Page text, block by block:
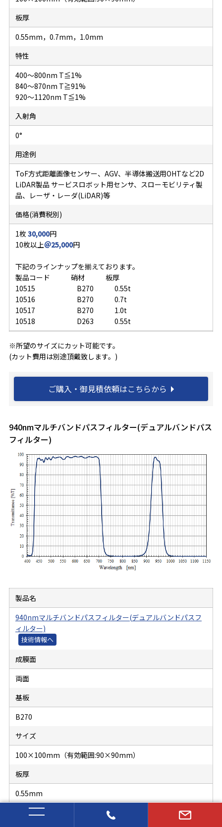
板厚
0.55mm，0.7mm，1.0mm
特性
400～800nm T≦1%
840～870nm T≧91%
920～1120nm T≦1%
入射角
0°
用途例
ToF方式距離画像センサー、AGV、半導体搬送用OHTなど2D
LiDAR製品 サービスロボット用センサ、スローモビリティ製
品、レーザ・レーダ(LiDAR)等
価格(消費税別)
1枚 30,000円
10枚以上＠25,000円
下記のラインナップを揃えております。
製品コード 硝材 板厚
10515 B270 0.55t
10516 B270 0.7t
10517 B270 1.0t
10518 D263 0.55t
※所望のサイズにカット可能です。
(カット費用は別途頂戴致します。)
ご購入・御見積依頼はこちらから
940nmマルチバンドパスフィルター(デュアルバンドパス
フィルター)
製品名
940nmマルチバンドパスフィルター(デュアルバンドパスフ
ィルター)
成膜面
両面
基板
B270
サイズ
100×100mm（有効範囲:90×90mm）
板厚
0.55mm
特性